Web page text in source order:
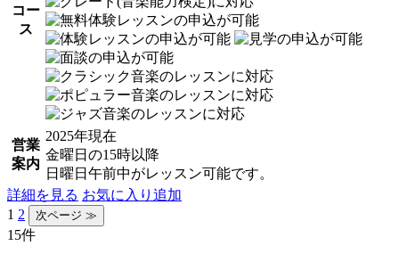
コー
ス
営業
案内
2025年現在
金曜日の15時以降
日曜日午前中がレッスン可能です。
詳細を見る お気に入り追加
1 2
15件